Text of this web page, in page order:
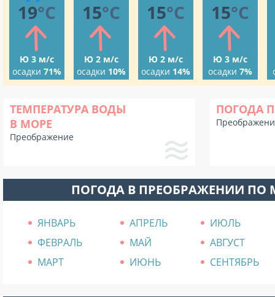
19°C
Ю 3 м/с
осадки 71%
15°C
Ю 2 м/с
осадки 10%
15°C
Ю 2 м/с
осадки 14%
15°C
Ю 3 м/с
осадки 7%
ТЕМПЕРАТУРА ВОДЫ
В МОРЕ
Преображение
ПОГОДА
ПОГОДА В ПРЕОБРАЖЕНИИ ПО
ЯНВАРЬ АПРЕЛЬ
ИЮЛЬ
ФЕВРАЛЬ
МАЙ
АВГУСТ
МАРТ
ИЮНЬ СЕНТЯБРЬ